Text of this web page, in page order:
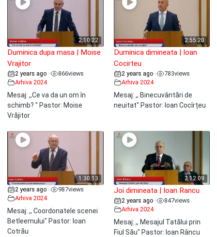
2:10:22
Duminica dupa masa | Moise
Vrajitor
2 years ago • 866views
Arhiva 2024
Mesaj: ,,Ce va da un om în
schimb? " Pastor: Moise
Vrăjitor
2:55:20
Duminica dimineata | Ioan
Cocirteu
2 years ago • 783views
Arhiva 2024
Mesaj: ,, Binecuvântări de
neuitat" Pastor: Ioan Cocîrțeu
1:30:13
2 years ago • 987views
Arhiva 2024
Mesaj: ,, Coordonatele scenei
Betleemului" Pastor: Ioan
Cotrău
2:12:09
Joi dimineata | Ioan Rancu
2 years ago • 847views
Arhiva 2024
Mesaj: ,, Mesajul Tatălui prin
Fiul Său" Pastor: Ioan Râncu